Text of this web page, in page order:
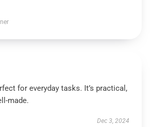
for everyday tasks. It’s practical,
made.
Dec 3, 2024